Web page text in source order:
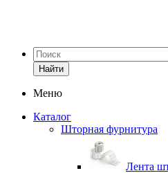
Найти
Меню
Каталог
Шторная фурнитура
Лента